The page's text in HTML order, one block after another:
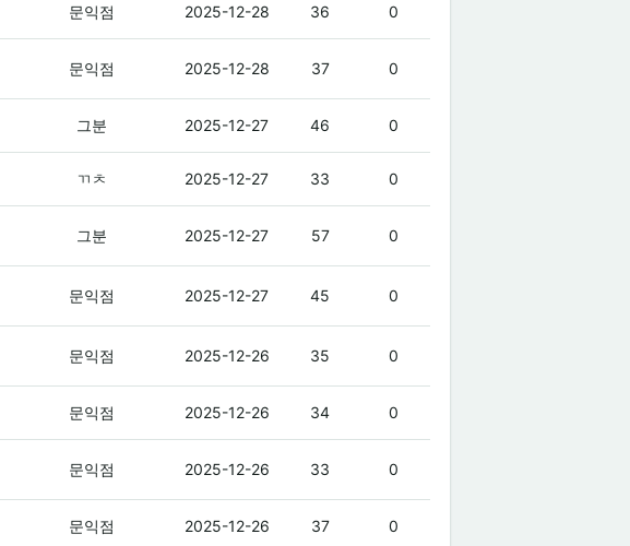
문익점 2025-12-28 36 0
문익점 2025-12-28 37 0
그분 2025-12-27 46 0
ㄲㅊ 2025-12-27 33 0
그분 2025-12-27 57 0
문익점 2025-12-27 45 0
문익점 2025-12-26 35 0
문익점 2025-12-26 34 0
문익점 2025-12-26 33 0
문익점 2025-12-26 37 0